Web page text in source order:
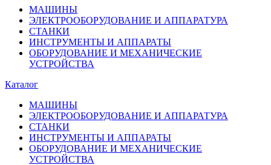
МАШИНЫ
ЭЛЕКТРООБОРУДОВАНИЕ И АППАРАТУРА
СТАНКИ
ИНСТРУМЕНТЫ И АППАРАТЫ
ОБОРУДОВАНИЕ И МЕХАНИЧЕСКИЕ
УСТРОЙСТВА
Каталог
МАШИНЫ
ЭЛЕКТРООБОРУДОВАНИЕ И АППАРАТУРА
СТАНКИ
ИНСТРУМЕНТЫ И АППАРАТЫ
ОБОРУДОВАНИЕ И МЕХАНИЧЕСКИЕ
УСТРОЙСТВА